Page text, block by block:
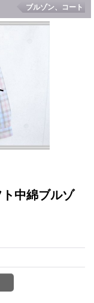
ブルゾン、コート
中綿ブルゾ